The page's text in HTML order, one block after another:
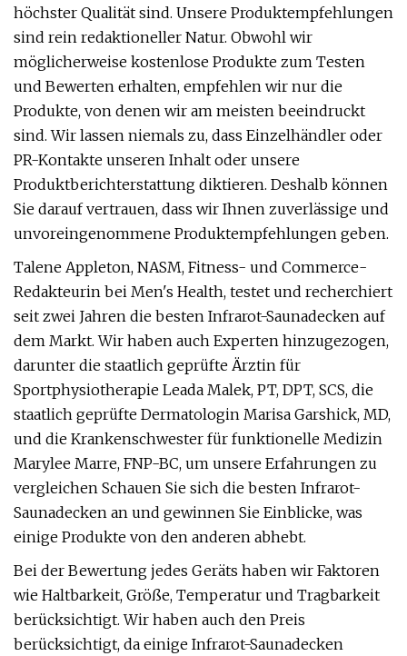
höchster Qualität sind. Unsere Produktempfehlungen
sind rein redaktioneller Natur. Obwohl wir
möglicherweise kostenlose Produkte zum Testen
und Bewerten erhalten, empfehlen wir nur die
Produkte, von denen wir am meisten beeindruckt
sind. Wir lassen niemals zu, dass Einzelhändler oder
PR-Kontakte unseren Inhalt oder unsere
Produktberichterstattung diktieren. Deshalb können
Sie darauf vertrauen, dass wir Ihnen zuverlässige und
unvoreingenommene Produktempfehlungen geben.
Talene Appleton, NASM, Fitness- und Commerce-
Redakteurin bei Men's Health, testet und recherchiert
seit zwei Jahren die besten Infrarot-Saunadecken auf
dem Markt. Wir haben auch Experten hinzugezogen,
darunter die staatlich geprüfte Ärztin für
Sportphysiotherapie Leada Malek, PT, DPT, SCS, die
staatlich geprüfte Dermatologin Marisa Garshick, MD,
und die Krankenschwester für funktionelle Medizin
Marylee Marre, FNP-BC, um unsere Erfahrungen zu
vergleichen Schauen Sie sich die besten Infrarot-
Saunadecken an und gewinnen Sie Einblicke, was
einige Produkte von den anderen abhebt.
Bei der Bewertung jedes Geräts haben wir Faktoren
wie Haltbarkeit, Größe, Temperatur und Tragbarkeit
berücksichtigt. Wir haben auch den Preis
berücksichtigt, da einige Infrarot-Saunadecken